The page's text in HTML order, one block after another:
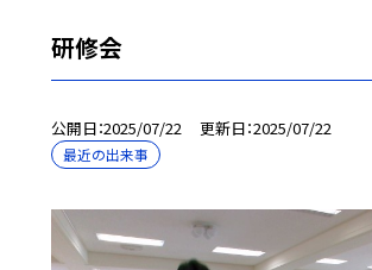
研修会
公開日 2025/07/22 更新日 2025/07/22
最近の出来事